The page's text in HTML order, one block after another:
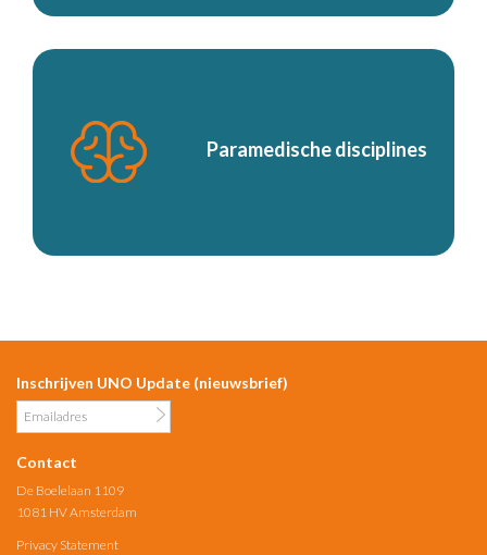
Paramedische disciplines
Inschrijven UNO Update (nieuwsbrief)
Contact
De Boelelaan 1109
1081 HV Amsterdam
Privacy Statement